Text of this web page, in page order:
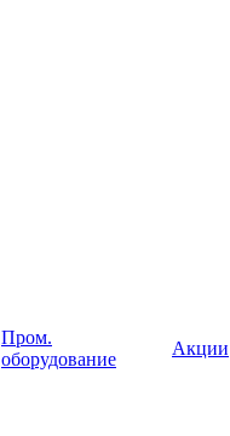
Пром.
оборудование
Акции